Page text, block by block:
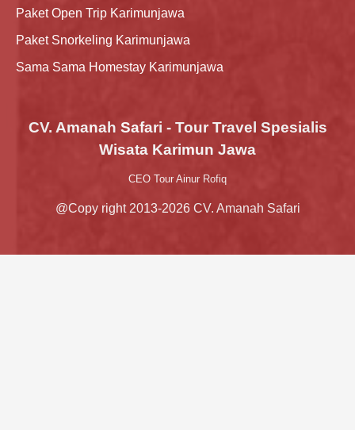
Paket Open Trip Karimunjawa
Paket Snorkeling Karimunjawa
Sama Sama Homestay Karimunjawa
CV. Amanah Safari - Tour Travel Spesialis
Wisata Karimun Jawa
CEO Tour Ainur Rofiq
@Copy right 2013-2026 CV. Amanah Safari